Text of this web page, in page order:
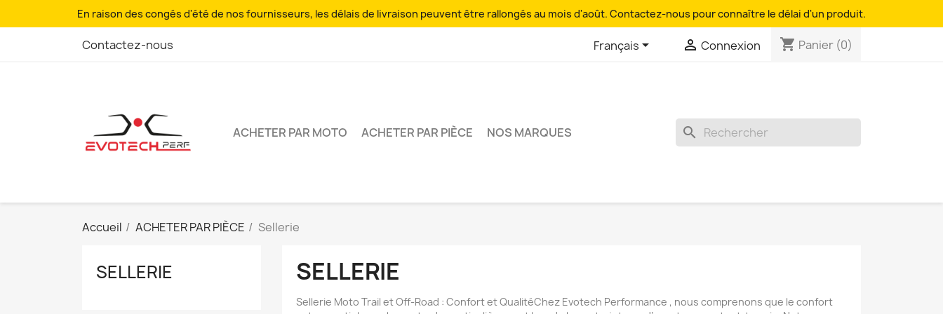
En raison des congés d'été de nos fournisseurs, les délais de livraison peuvent être rallongés au mois d'août. Contactez-nous pour connaître le délai d'un produit.
Contactez-nous Français  Connexion shopping_cart Panier (0)
ACHETER PAR MOTO ACHETER PAR PIÈCE NOS MARQUES search
Accueil ACHETER PAR PIÈCE Sellerie
SELLERIE SELLERIE
Sellerie Moto Trail et Off-Road : Confort et QualitéChez Evotech Performance , nous comprenons que le confort